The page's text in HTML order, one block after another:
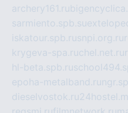
archery161.ru
sarmiento.spb.su
iskatour.spb.rusnpi.org.ru
krygeva-spa.ruchel.net.ru
hl-beta.spb.ru
epoha-metalband.ru
dieselvostok.ru